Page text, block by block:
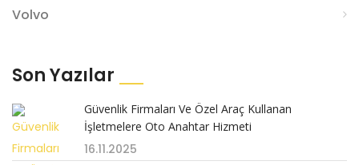
Volvo
Son Yazılar
Güvenlik Firmaları Ve Özel Araç Kullanan
İşletmelere Oto Anahtar Hizmeti
16.11.2025